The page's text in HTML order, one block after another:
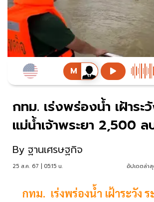
กทม. เร่งพร่องน้ำ เฝ้าระ
แม่น้ำเจ้าพระยา 2,500 ล
By ฐานเศรษฐกิจ
25 ส.ค. 67 | 05:15 น. อัปเดตล่า
กทม. เร่งพร่องน้ำ เฝ้าระวัง